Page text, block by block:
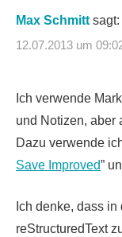
Max Schmitt sagt:
12.07.2013 um
Ich verwende
und Notizen, aber
Dazu verwende
Save Improved”
Ich denke, dass
reStructuredText